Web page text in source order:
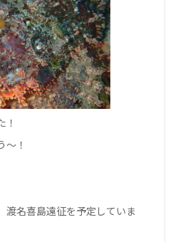
！
～！
名喜島遠征を予定していま